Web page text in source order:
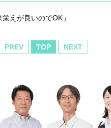
えが良いのでOK」
PREV TOP NEXT